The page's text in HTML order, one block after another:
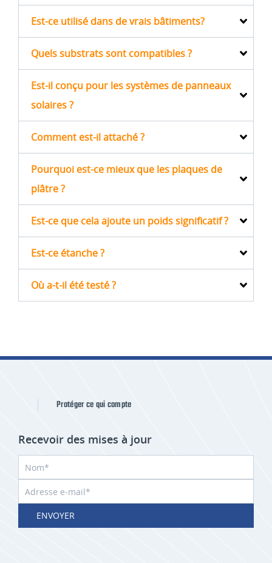
Est-ce utilisé dans de vrais bâtiments?
Quels substrats sont compatibles ?
Est-il conçu pour les systèmes de panneaux
solaires ?
Comment est-il attaché ?
Pourquoi est-ce mieux que les plaques de
plâtre ?
Est-ce que cela ajoute un poids significatif ?
Est-ce étanche ?
Où a-t-il été testé ?
Protéger ce qui compte
Recevoir des mises à jour
ENVOYER